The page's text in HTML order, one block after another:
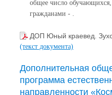
общее число
гражданами - .
ДОП Юный краевед.
(текст документа)
Дополнительная
программа
направленности